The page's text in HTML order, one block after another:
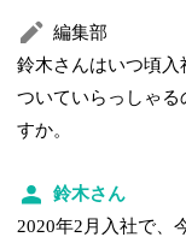
編集部
鈴木さんはいつ頃入
ついていらっしゃ
すか。
鈴木さん
2020年2月入社で、